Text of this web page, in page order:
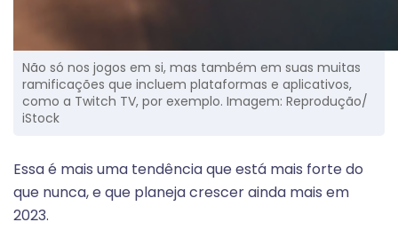
Não só nos jogos em si, mas também em suas muitas
ramificações que incluem plataformas e aplicativos,
como a Twitch TV, por exemplo. Imagem: Reprodução/
iStock
Essa é mais uma tendência que está mais forte do
que nunca, e que planeja crescer ainda mais em
2023.